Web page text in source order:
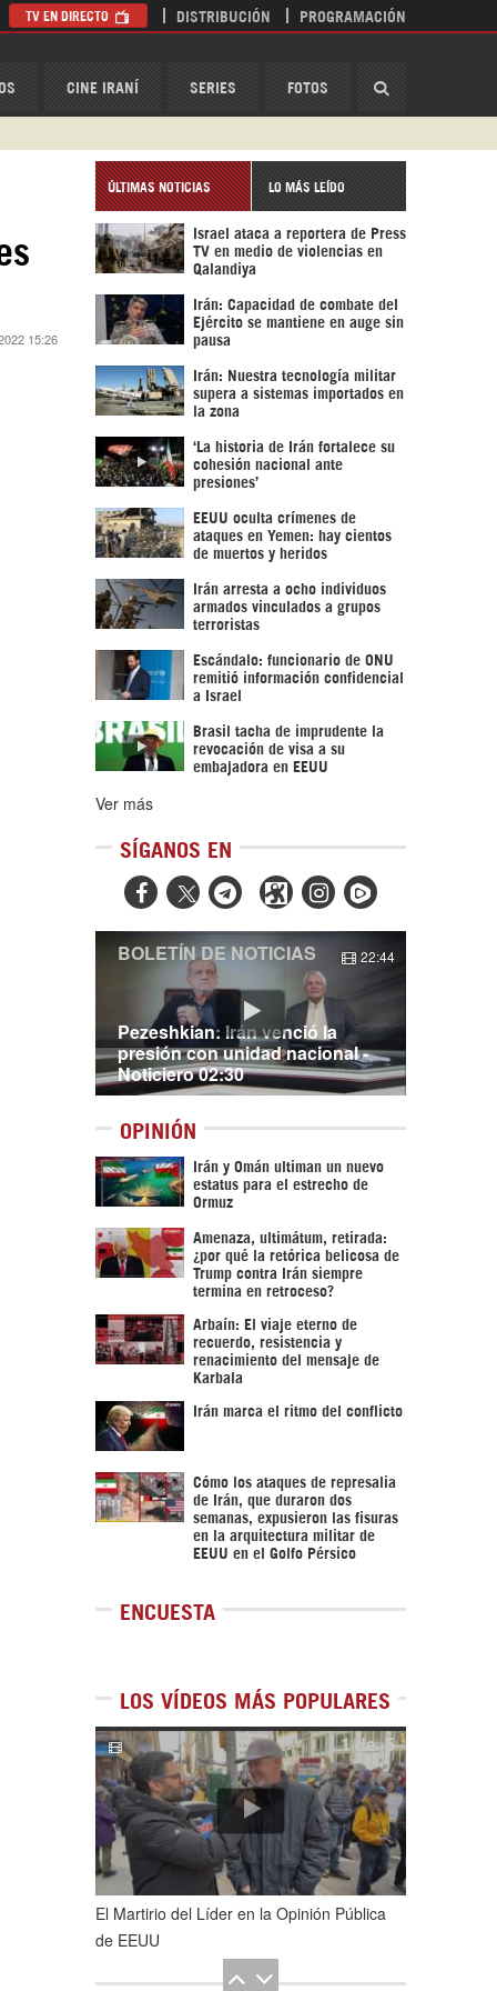
CINE IRANÍ SERIES FOTOS
TV EN DIRECTO DISTRIBUCIÓN PROGRAMACIÓN
15:26
ÚLTIMAS NOTICIAS LO MÁS LEÍDO
Israel ataca a reportera de Press
TV en medio de violencias en
Qalandiya
Irán: Capacidad de combate del
Ejército se mantiene en auge sin
pausa
Irán: Nuestra tecnología militar
supera a sistemas importados en
la zona
‘La historia de Irán fortalece su
cohesión nacional ante
presiones’
EEUU oculta crímenes de
ataques en Yemen: hay cientos
de muertos y heridos
Irán arresta a ocho individuos
armados vinculados a grupos
terroristas
Escándalo: funcionario de ONU
remitió información confidencial
a Israel
Brasil tacha de imprudente la
revocación de visa a su
embajadora en EEUU
Ver más
SÍGANOS EN
  
Pezeshkian: Irán venció la
presión con unidad nacional -
Noticiero 02:30
BOLETÍN DE NOTICIAS 22:44
OPINIÓN
Irán y Omán ultiman un nuevo
estatus para el estrecho de
Ormuz
Amenaza, ultimátum, retirada:
¿por qué la retórica belicosa de
Trump contra Irán siempre
termina en retroceso?
Arbaín: El viaje eterno de
recuerdo, resistencia y
renacimiento del mensaje de
Karbala
Irán marca el ritmo del conflicto
Cómo los ataques de represalia
de Irán, que duraron dos
semanas, expusieron las fisuras
en la arquitectura militar de
EEUU en el Golfo Pérsico
ENCUESTA
LOS VÍDEOS MÁS POPULARES
1de5
El Martirio del Líder en la Opinión Pública
de EEUU